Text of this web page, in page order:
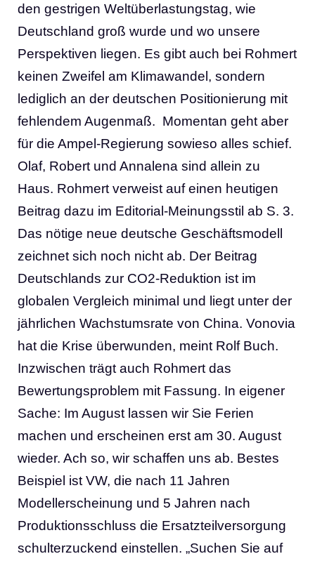
den gestrigen Weltüberlastungstag, wie
Deutschland groß wurde und wo unsere
Perspektiven liegen. Es gibt auch bei Rohmert
keinen Zweifel am Klimawandel, sondern
lediglich an der deutschen Positionierung mit
fehlendem Augenmaß. Momentan geht aber
für die Ampel-Regierung sowieso alles schief.
Olaf, Robert und Annalena sind allein zu
Haus. Rohmert verweist auf einen heutigen
Beitrag dazu im Editorial-Meinungsstil ab S. 3.
Das nötige neue deutsche Geschäftsmodell
zeichnet sich noch nicht ab. Der Beitrag
Deutschlands zur CO2-Reduktion ist im
globalen Vergleich minimal und liegt unter der
jährlichen Wachstumsrate von China. Vonovia
hat die Krise überwunden, meint Rolf Buch.
Inzwischen trägt auch Rohmert das
Bewertungsproblem mit Fassung. In eigener
Sache: Im August lassen wir Sie Ferien
machen und erscheinen erst am 30. August
wieder. Ach so, wir schaffen uns ab. Bestes
Beispiel ist VW, die nach 11 Jahren
Modellerscheinung und 5 Jahren nach
Produktionsschluss die Ersatzteilversorgung
schulterzuckend einstellen. „Suchen Sie auf